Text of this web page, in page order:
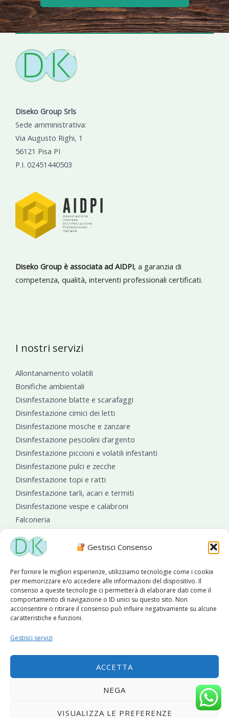
Gestisci Consenso
Per fornire le migliori esperienze, utilizziamo tecnologie come i cookie
per memorizzare e/o accedere alle informazioni del dispositivo. Il
consenso a queste tecnologie ci permetterà di elaborare dati come il
comportamento di navigazione o ID unici su questo sito. Non
acconsentire o ritirare il consenso può influire negativamente su alcune
caratteristiche e funzioni.
Gestisci servizi
ACCETTA
NEGA
VISUALIZZA LE PREFERENZE
Diseko Group Srls
Sede amministrativa:
Via Augusto Righi, 1
56121 Pisa PI
P.I. 02451440503
Diseko Group è associata ad AIDPI, a garanzia di
competenza, qualità, interventi professionali certificati.
I nostri servizi
Allontanamento volatili
Bonifiche ambientali
Disinfestazione blatte e scarafaggi
Disinfestazione cimici dei letti
Disinfestazione mosche e zanzare
Disinfestazione pesciolini d’argento
Disinfestazione piccioni e volatili infestanti
Disinfestazione pulci e zecche
Disinfestazione topi e ratti
Disinfestazione tarli, acari e termiti
Disinfestazione vespe e calabroni
Falconeria
Sanificazioni ambientali
Copyright © 2026 Diseko Group Srls |
|Sito web